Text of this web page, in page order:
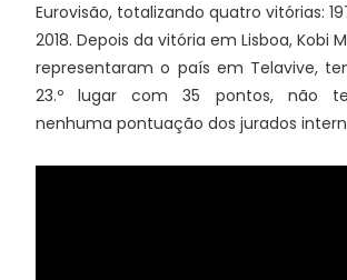
Eurovisão, totalizando quatro vitórias:
2018. Depois da vitória em Lisboa, Kobi
representaram o país em Telavive,
23.º lugar com 35 pontos, não
nenhuma pontuação dos jurados